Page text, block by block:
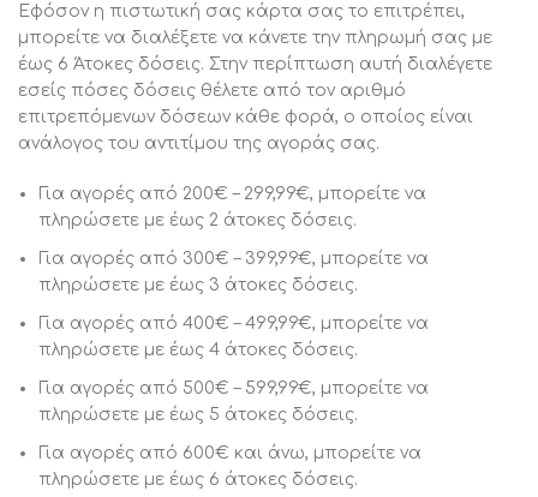
Εφόσον η πιστωτική σας κάρτα σας το επιτρέπει,
μπορείτε να διαλέξετε να κάνετε την πληρωμή σας με
έως 6 Άτοκες δόσεις. Στην περίπτωση αυτή διαλέγετε
εσείς πόσες δόσεις θέλετε από τον αριθμό
επιτρεπόμενων δόσεων κάθε φορά, ο οποίος είναι
ανάλογος του αντιτίμου της αγοράς σας.
Για αγορές από 200€ – 299,99€, μπορείτε να
πληρώσετε με έως 2 άτοκες δόσεις.
Για αγορές από 300€ – 399,99€, μπορείτε να
πληρώσετε με έως 3 άτοκες δόσεις.
Για αγορές από 400€ – 499,99€, μπορείτε να
πληρώσετε με έως 4 άτοκες δόσεις.
Για αγορές από 500€ – 599,99€, μπορείτε να
πληρώσετε με έως 5 άτοκες δόσεις.
Για αγορές από 600€ και άνω, μπορείτε να
πληρώσετε με έως 6 άτοκες δόσεις.